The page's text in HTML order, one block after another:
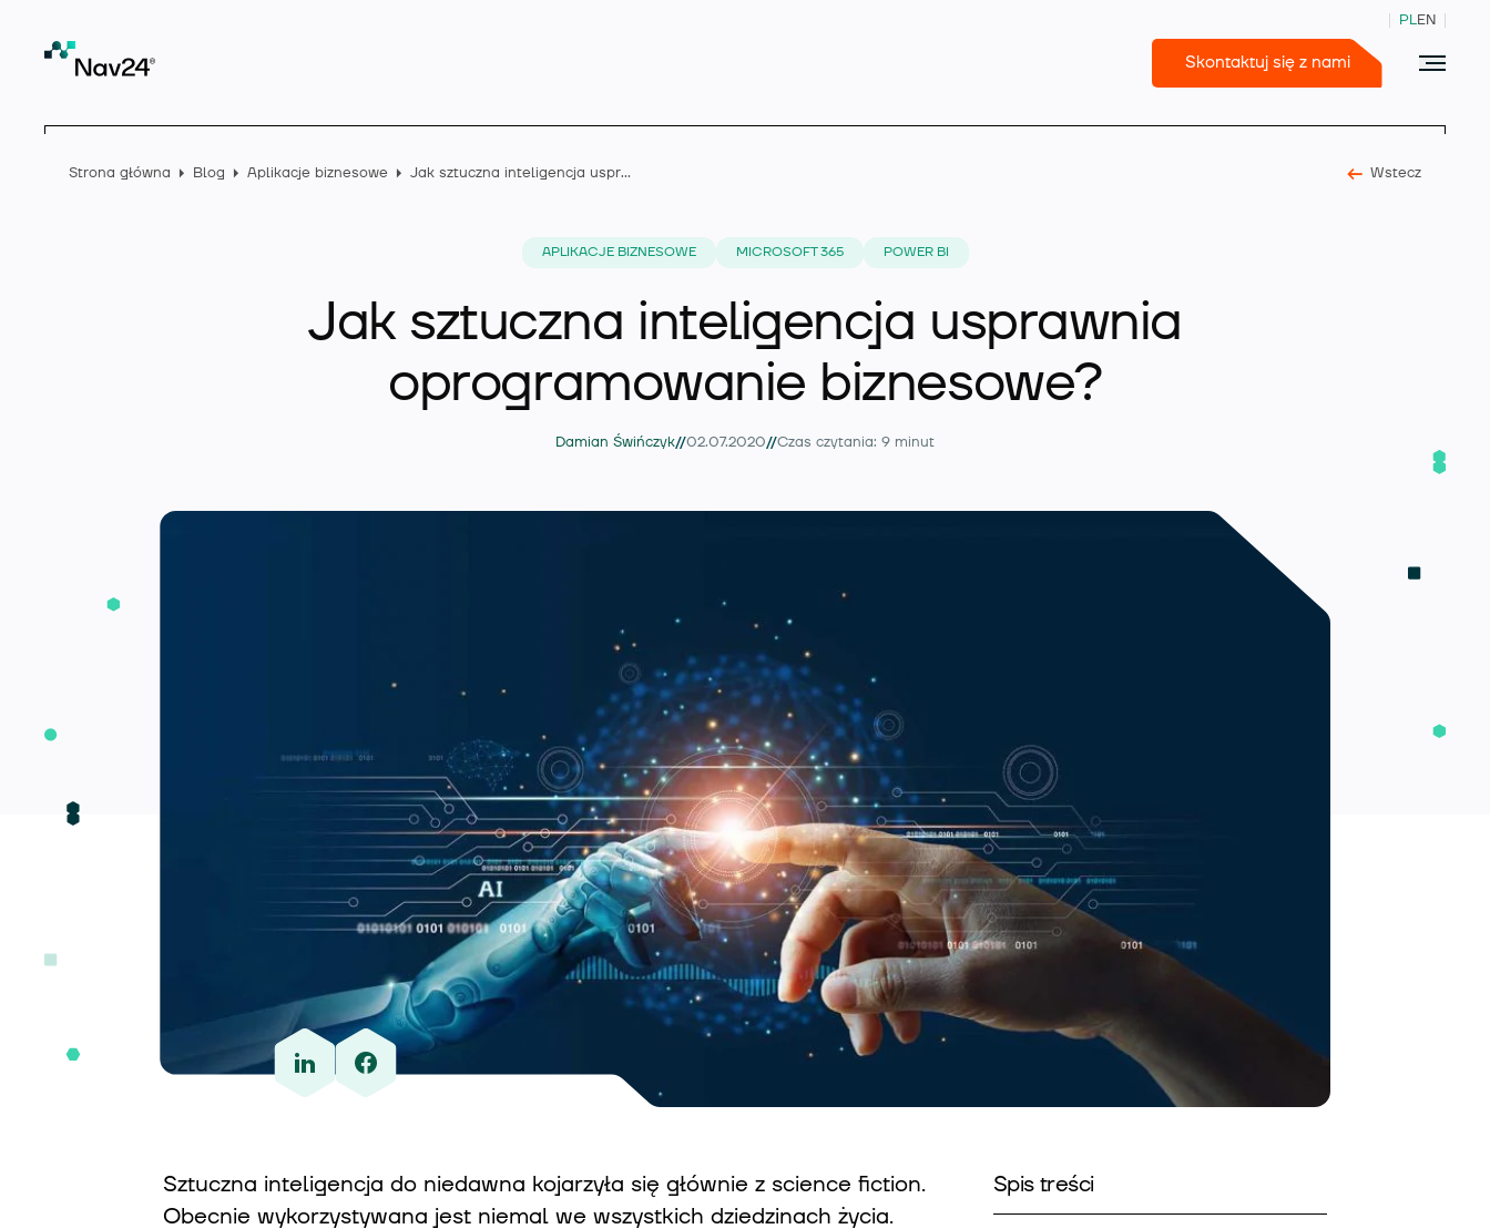
PLEN
Skontaktuj się z nami
Rozszerzenia
O nas
Kontakt
Strona główna Blog Aplikacje biznesowe Jak sztuczna inteligencja usprawnia oprogramowanie biznesowe? Wstecz
APLIKACJE BIZNESOWE MICROSOFT 365 POWER BI
Jak sztuczna inteligencja usprawnia
oprogramowanie biznesowe?
Damian Świńczyk//02.07.2020//Czas czytania: 9 minut
Sztuczna inteligencja do niedawna kojarzyła się głównie z science fiction.
Obecnie wykorzystywana jest niemal we wszystkich dziedzinach życia.
Spis treści